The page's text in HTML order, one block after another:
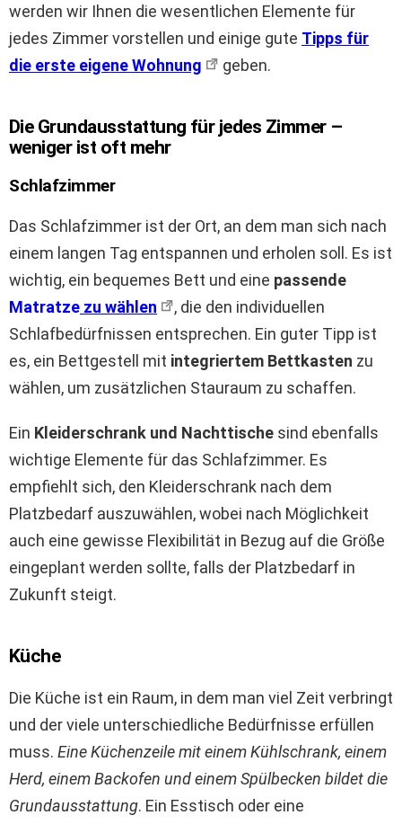
werden wir Ihnen die wesentlichen Elemente für
jedes Zimmer vorstellen und einige gute Tipps für
die erste eigene Wohnung
geben.
Die Grundausstattung für jedes Zimmer –
weniger ist oft mehr
Schlafzimmer
Das Schlafzimmer ist der Ort, an dem man sich nach
einem langen Tag entspannen und erholen soll. Es ist
wichtig, ein bequemes Bett und eine passende
Matratze zu wählen
, die den individuellen
Schlafbedürfnissen entsprechen. Ein guter Tipp ist
es, ein Bettgestell mit integriertem Bettkasten zu
wählen, um zusätzlichen Stauraum zu schaffen.
Ein Kleiderschrank und Nachttische sind ebenfalls
wichtige Elemente für das Schlafzimmer. Es
empfiehlt sich, den Kleiderschrank nach dem
Platzbedarf auszuwählen, wobei nach Möglichkeit
auch eine gewisse Flexibilität in Bezug auf die Größe
eingeplant werden sollte, falls der Platzbedarf in
Zukunft steigt.
Küche
Die Küche ist ein Raum, in dem man viel Zeit verbringt
und der viele unterschiedliche Bedürfnisse erfüllen
muss. Eine Küchenzeile mit einem Kühlschrank, einem
Herd, einem Backofen und einem Spülbecken bildet die
Grundausstattung. Ein Esstisch oder eine